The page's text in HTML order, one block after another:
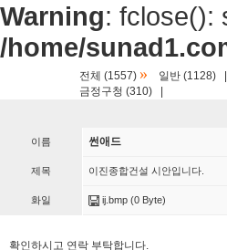
Warning: fclose():
/home/
전체 (1557) » 일반 (1128)
금정구청 (310)
이름 썬애드
제목 이진종합건설 시안입니다.
화일 ij.bmp (0 Byte)
확인하시고 연락 부탁합니다.